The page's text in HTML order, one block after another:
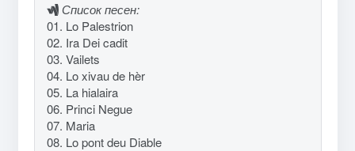
Список песен:
01. Lo Palestrion
02. Ira Dei cadit
03. Vailets
04. Lo xivau de hèr
05. La hialaira
06. Princi Negue
07. Maria
08. Lo pont deu Diable